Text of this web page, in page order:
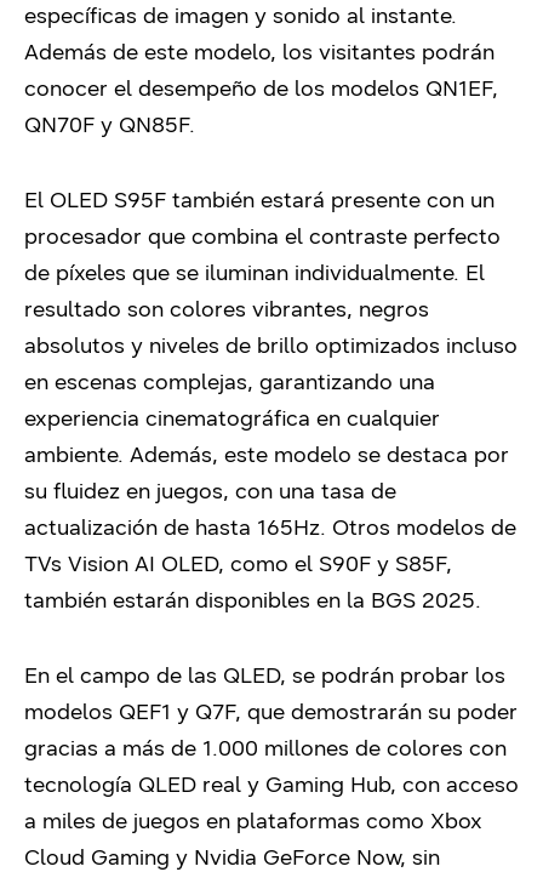
específicas de imagen y sonido al instante.
Además de este modelo, los visitantes podrán
conocer el desempeño de los modelos QN1EF,
QN70F y QN85F.
El OLED S95F también estará presente con un
procesador que combina el contraste perfecto
de píxeles que se iluminan individualmente. El
resultado son colores vibrantes, negros
absolutos y niveles de brillo optimizados incluso
en escenas complejas, garantizando una
experiencia cinematográfica en cualquier
ambiente. Además, este modelo se destaca por
su fluidez en juegos, con una tasa de
actualización de hasta 165Hz. Otros modelos de
TVs Vision AI OLED, como el S90F y S85F,
también estarán disponibles en la BGS 2025.
En el campo de las QLED, se podrán probar los
modelos QEF1 y Q7F, que demostrarán su poder
gracias a más de 1.000 millones de colores con
tecnología QLED real y Gaming Hub, con acceso
a miles de juegos en plataformas como Xbox
Cloud Gaming y Nvidia GeForce Now, sin